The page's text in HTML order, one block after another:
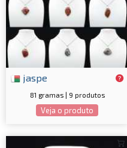
jaspe
81 gramas | 9 produtos
Veja o produto